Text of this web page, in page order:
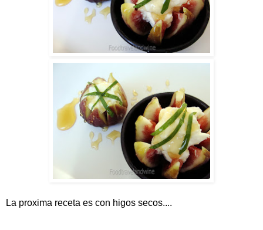
La proxima receta es con higos secos....